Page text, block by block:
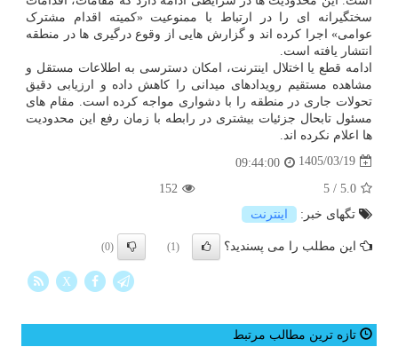
سختگیرانه ای را در ارتباط با ممنوعیت «کمیته اقدام مشترک
عوامی» اجرا کرده اند و گزارش هایی از وقوع درگیری ها در منطقه
انتشار یافته است.
ادامه قطع یا اختلال اینترنت، امکان دسترسی به اطلاعات مستقل و
مشاهده مستقیم رویدادهای میدانی را کاهش داده و ارزیابی دقیق
تحولات جاری در منطقه را با دشواری مواجه کرده است. مقام های
مسئول تابحال جزئیات بیشتری در رابطه با زمان رفع این محدودیت
ها اعلام نکرده اند.
1405/03/19
09:44:00
5.0
/
5
152
تگهای خبر:
اینترنت
این مطلب را می پسندید؟ (1)
(0)
X
تازه ترین مطالب مرتبط